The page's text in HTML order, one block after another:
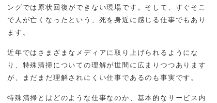
ングでは原状回復ができない現場です。そして、すぐそこ
で人が亡くなったという、死を身近に感じる仕事でもあり
ます。
近年ではさまざまなメディアに取り上げられるようにな
り、特殊清掃についての理解が世間に広まりつつあります
が、まだまだ理解されにくい仕事であるのも事実です。
特殊清掃とはどのような仕事なのか、基本的なサービス内